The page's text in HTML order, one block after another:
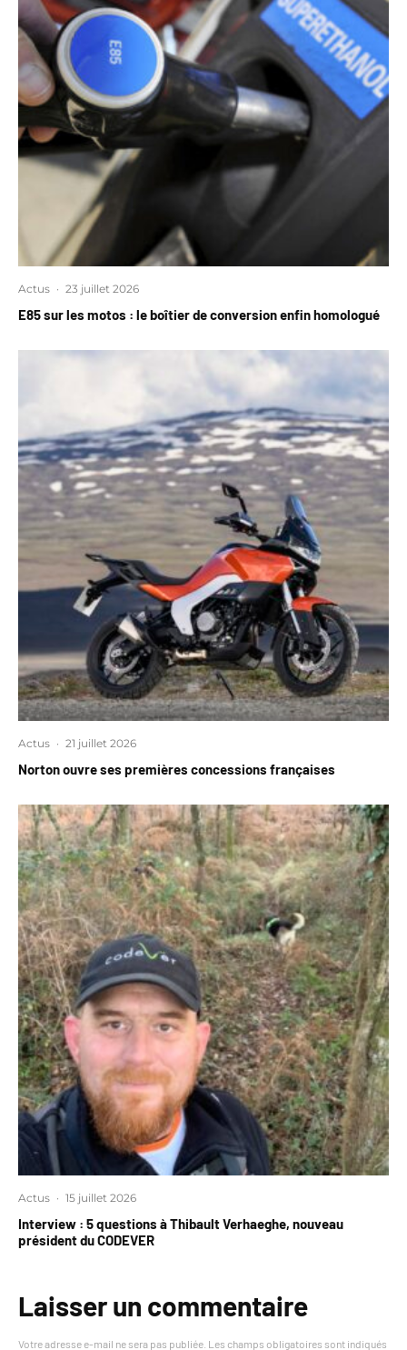
Actus · 23 juillet 2026
E85 sur les motos : le boîtier de conversion enfin homologué
Actus · 21 juillet 2026
Norton ouvre ses premières concessions françaises
Actus · 15 juillet 2026
Interview : 5 questions à Thibault Verhaeghe, nouveau
président du CODEVER
Laisser un commentaire
Votre adresse e-mail ne sera pas publiée. Les champs obligatoires sont indiqués